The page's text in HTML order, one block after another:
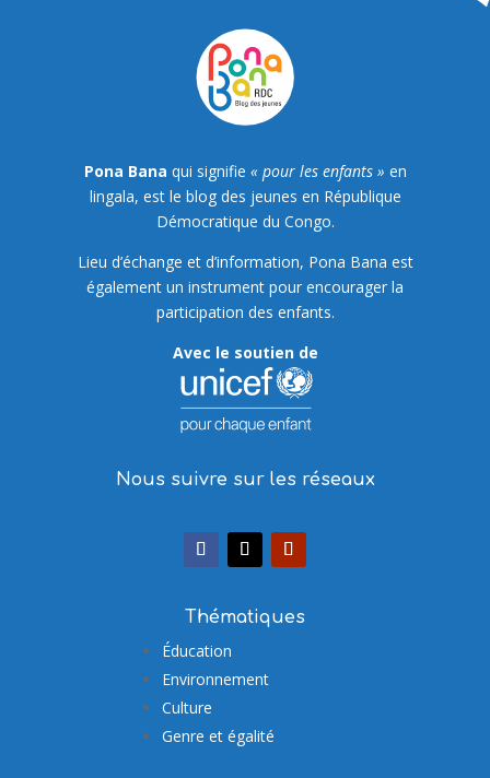
Pona Bana qui signifie « pour les enfants » en
lingala, est le blog des jeunes en République
Démocratique du Congo.
Lieu d’échange et d’information, Pona Bana est
également un instrument pour encourager la
participation des enfants.
Avec le soutien de
Nous suivre sur les réseaux
Thématiques
Éducation
Environnement
Culture
Genre et égalité